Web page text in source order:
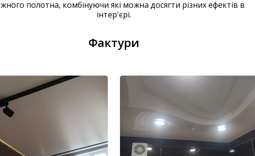
полотна, комбінуючи які можна досягти різних ефектів в
інтер'єрі.
Фактури